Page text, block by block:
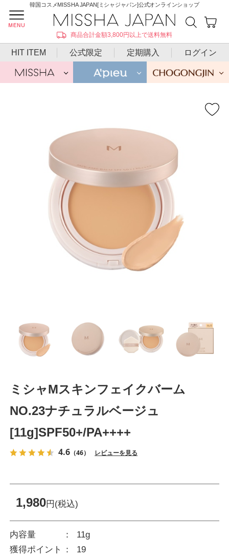
韓国コスメMISSHA JAPAN[ミシャジャパン]公式オンラインショップ
商品合計金額3,800円以上で送料無料
HIT ITEM 公式限定 定期購入 ログイン
ミシャMスキンフェイクバーム
NO.23ナチュラルベージュ
[11g]SPF50+/PA++++
4.6 （46） レビューを見る
1,980円(税込)
内容量
11g
獲得ポイント
19